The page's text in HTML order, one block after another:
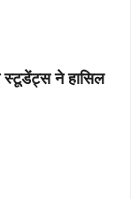
ने हासिल